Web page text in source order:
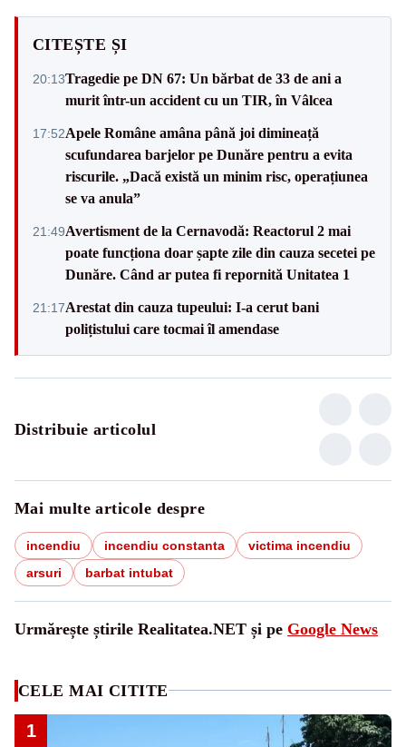
CITEȘTE ȘI
20:13Tragedie pe DN 67: Un bărbat de 33 de ani a
murit într-un accident cu un TIR, în Vâlcea
17:52Apele Române amâna până joi dimineață
scufundarea barjelor pe Dunăre pentru a evita
riscurile. „Dacă există un minim risc, operațiunea
se va anula”
21:49Avertisment de la Cernavodă: Reactorul 2 mai
poate funcționa doar șapte zile din cauza secetei pe
Dunăre. Când ar putea fi repornită Unitatea 1
21:17Arestat din cauza tupeului: I-a cerut bani
polițistului care tocmai îl amendase
Distribuie articolul
Mai multe articole despre
incendiu incendiu constanta
victima incendiu
arsuri
barbat intubat
Urmărește știrile Realitatea.NET și pe Google News
CELE MAI CITITE
1